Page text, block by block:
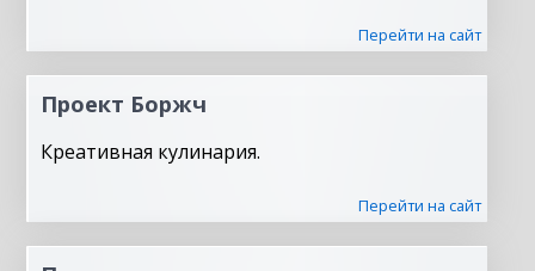
Перейти на сайт
Проект Боржч
Креативная кулинария.
Перейти на сайт